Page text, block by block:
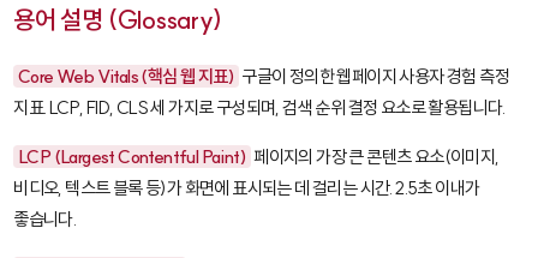
용어 설명 (Glossary)
Core Web Vitals (핵심 웹 지표) 구글이 정의한 웹페이지 사용자 경험 측정
지표. LCP, FID, CLS 세 가지로 구성되며, 검색 순위 결정 요소로 활용됩니다.
LCP (Largest Contentful Paint) 페이지의 가장 큰 콘텐츠 요소(이미지,
비디오, 텍스트 블록 등)가 화면에 표시되는 데 걸리는 시간. 2.5초 이내가
좋습니다.